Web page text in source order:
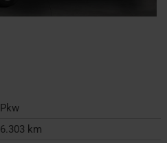
Pkw
6.303 km